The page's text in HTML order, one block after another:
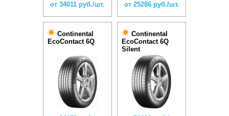
от 34011 руб./шт. от 25286 руб./шт.
Continental
EcoContact 6Q
Continental
EcoContact 6Q
Silent